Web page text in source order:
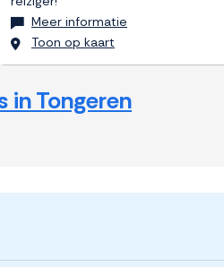
Meer informatie
Toon op kaart
in Tongeren